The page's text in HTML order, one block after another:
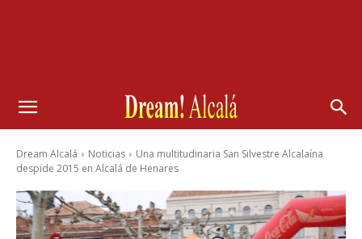
Dream Alcalá Noticias
Una multitudinaria San Silvestre Alcalaína
despide 2015 en Alcalá de Henares